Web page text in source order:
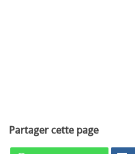
Partager cette page